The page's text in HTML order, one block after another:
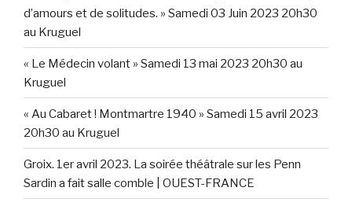
d’amours et de solitudes. » Samedi 03 Juin 2023 20h30
au Kruguel
« Le Médecin volant » Samedi 13 mai 2023 20h30 au
Kruguel
« Au Cabaret ! Montmartre 1940 » Samedi 15 avril 2023
20h30 au Kruguel
Groix. 1er avril 2023. La soirée théâtrale sur les Penn
Sardin a fait salle comble | OUEST-FRANCE